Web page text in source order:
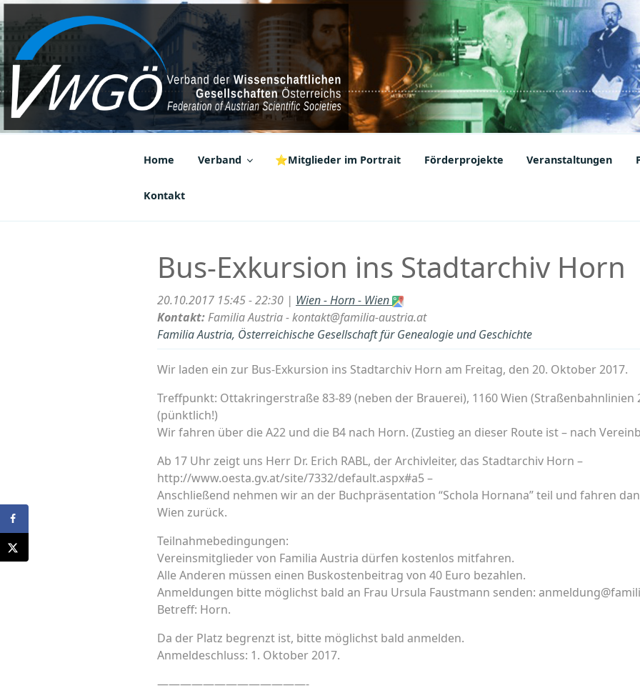
Zum
Inhalt
springen
VWGÖ
Federation of Austrian Scientific Societies
Home Verband ⭐Mitglieder im Portrait Förderprojekte Veranstaltungen
Kontakt
Bus-Exkursion ins Stadtarchiv Horn
20.10.2017 15:45 - 22:30 | Wien - Horn - Wien
Kontakt:Familia Austria - kontakt@familia-austria.at
Familia Austria, Österreichische Gesellschaft für Genealogie und Geschichte
Wir laden ein zur Bus-Exkursion ins Stadtarchiv Horn am Freitag, den 20. Oktober 2017.
Treffpunkt: Ottakringerstraße 83-89 (neben der Brauerei), 1160 Wien (Straßenbahnlinien
(pünktlich!)
Wir fahren über die A22 und die B4 nach Horn. (Zustieg an dieser Route ist – nach
Ab 17 Uhr zeigt uns Herr Dr. Erich RABL, der Archivleiter, das Stadtarchiv Horn –
http://www.oesta.gv.at/site/7332/default.aspx#a5 –
Anschließend nehmen wir an der Buchpräsentation “Schola Hornana” teil und fahren
Wien zurück.
Teilnahmebedingungen:
Vereinsmitglieder von Familia Austria dürfen kostenlos mitfahren.
Alle Anderen müssen einen Buskostenbeitrag von 40 Euro bezahlen.
Anmeldungen bitte möglichst bald an Frau Ursula Faustmann senden:
Betreff: Horn.
Da der Platz begrenzt ist, bitte möglichst bald anmelden.
Anmeldeschluss: 1. Oktober 2017.
—————————————-